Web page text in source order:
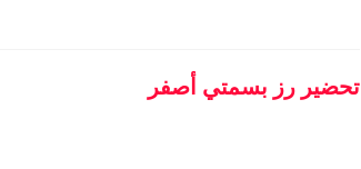
تحضير رز بسمتي أصفر